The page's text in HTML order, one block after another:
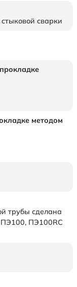
сварки
методом
трубы сделана
ПЭ100, ПЭ100RC